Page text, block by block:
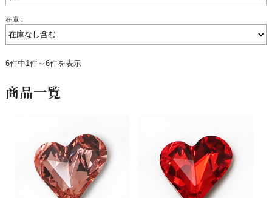
在庫：
6件中1件～6件を表示
商品一覧